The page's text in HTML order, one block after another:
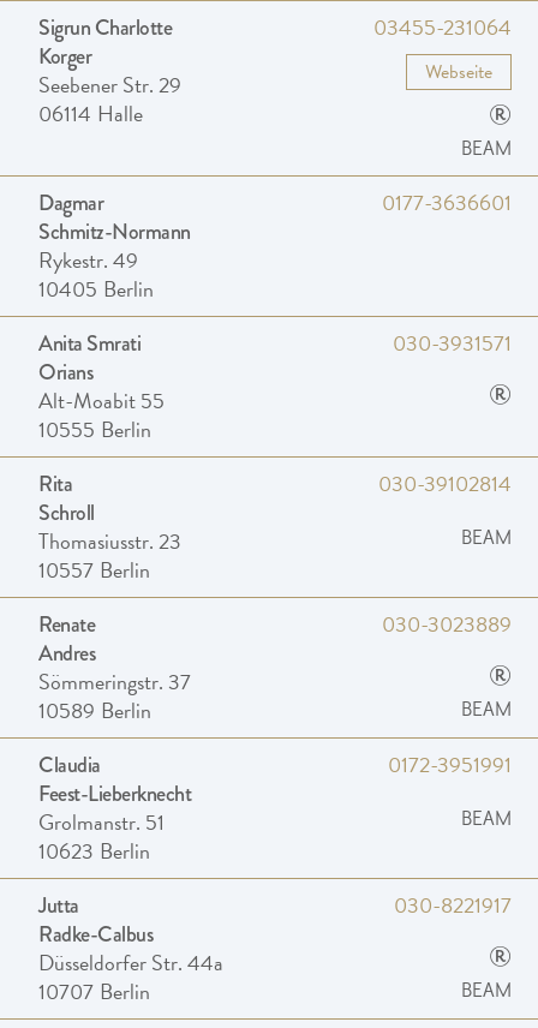
Sigrun Charlotte
Korger
Seebener Str. 29
06114 Halle
03455-231064
Webseite
®
BEAM
Dagmar
Schmitz-Normann
Rykestr. 49
10405 Berlin
0177-3636601
Anita Smrati
Orians
Alt-Moabit 55
10555 Berlin
030-3931571
®
Rita
Schroll
Thomasiusstr. 23
10557 Berlin
030-39102814
BEAM
Renate
Andres
Sömmeringstr. 37
10589 Berlin
030-3023889
®
BEAM
Claudia
Feest-Lieberknecht
Grolmanstr. 51
10623 Berlin
0172-3951991
BEAM
Jutta
Radke-Calbus
Düsseldorfer Str. 44a
10707 Berlin
030-8221917
®
BEAM